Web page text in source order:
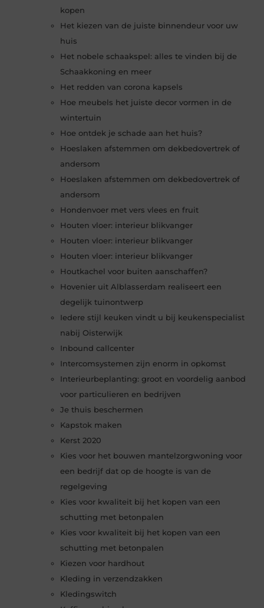
kopen
Het kiezen van de juiste binnendeur voor uw
huis
Het nobele schaakspel: alles te vinden bij de
Schaakkoning en meer
Het redden van corona kapsels
Hoe meubels het juiste decor vormen in de
wintertuin
Hoe ontdek je schade aan het huis?
Hoeslaken afstemmen om dekbedovertrek of
andersom
Hoeslaken afstemmen om dekbedovertrek of
andersom
Hondenvoer met vers vlees en fruit
Houten vloer: interieur blikvanger
Houten vloer: interieur blikvanger
Houten vloer: interieur blikvanger
Houtkachel voor buiten aanschaffen?
Hovenier uit Alblasserdam realiseert een
degelijk tuinontwerp
Iedere stijl keuken vindt u bij keukenspecialist
nabij Oisterwijk
Inbound callcenter
Intercomsystemen zijn enorm in opkomst
Interieurbeplanting: groot en voordelig aanbod
voor particulieren en bedrijven
Je thuis beschermen
Kapstok maken
Kerst 2020
Kies voor het bouwen mantelzorgwoning voor
een bedrijf dat op de hoogte is van de
regelgeving
Kies voor kwaliteit bij het kopen van een
schutting met betonpalen
Kies voor kwaliteit bij het kopen van een
schutting met betonpalen
Kiezen voor hardhout
Kleding in verzendzakken
Kledingswitch